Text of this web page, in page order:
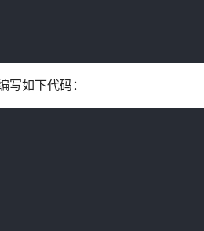
如下代码：